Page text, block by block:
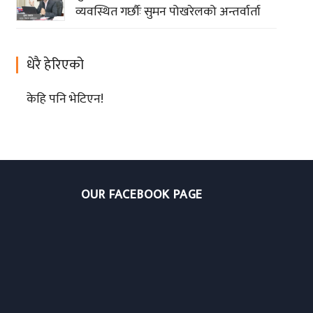
व्यवस्थित गर्छौः सुमन पोखरेलको अन्तर्वार्ता
धेरै हेरिएको
केहि पनि भेटिएन!
OUR FACEBOOK PAGE